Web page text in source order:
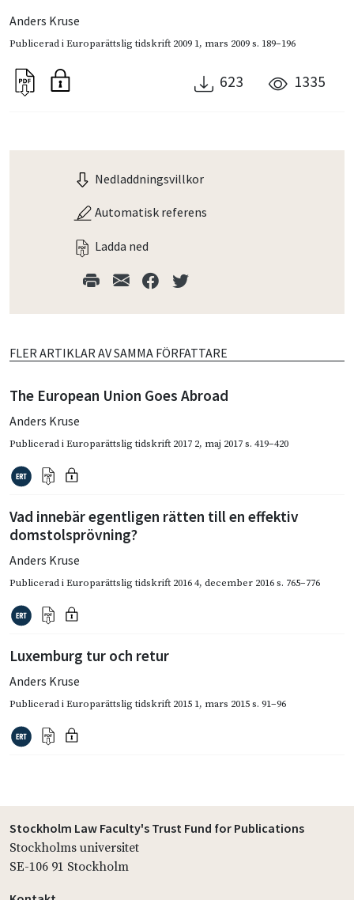
Anders Kruse
Publicerad iEuroparättslig tidskrift 2009 1, mars 2009s. 189–196
623 1335
Nedladdningsvillkor
Automatisk referens
Ladda ned
FLER ARTIKLAR AV SAMMA FÖRFATTARE
The European Union Goes Abroad
Anders Kruse
Publicerad iEuroparättslig tidskrift 2017 2, maj 2017s. 419–420
Vad innebär egentligen rätten till en effektiv
domstolsprövning?
Anders Kruse
Publicerad iEuroparättslig tidskrift 2016 4, december 2016s. 765–776
Luxemburg tur och retur
Anders Kruse
Publicerad iEuroparättslig tidskrift 2015 1, mars 2015s. 91–96
Stockholm Law Faculty's Trust Fund for Publications
Stockholms universitet
SE-106 91 Stockholm